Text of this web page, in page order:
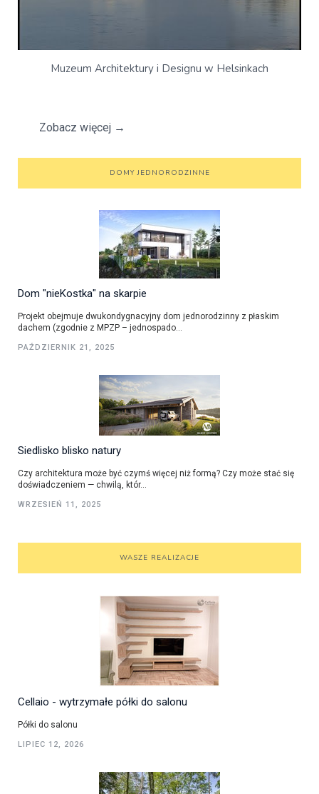
Muzeum Architektury i Designu w Helsinkach
Zobacz więcej →
DOMY JEDNORODZINNE
Dom "nieKostka" na skarpie
Projekt obejmuje dwukondygnacyjny dom jednorodzinny z płaskim
dachem (zgodnie z MPZP – jednospado...
PAŹDZIERNIK 21, 2025
Siedlisko blisko natury
Czy architektura może być czymś więcej niż formą? Czy może stać się
doświadczeniem — chwilą, któr...
WRZESIEŃ 11, 2025
WASZE REALIZACJE
Cellaio - wytrzymałe półki do salonu
Półki do salonu
LIPIEC 12, 2026